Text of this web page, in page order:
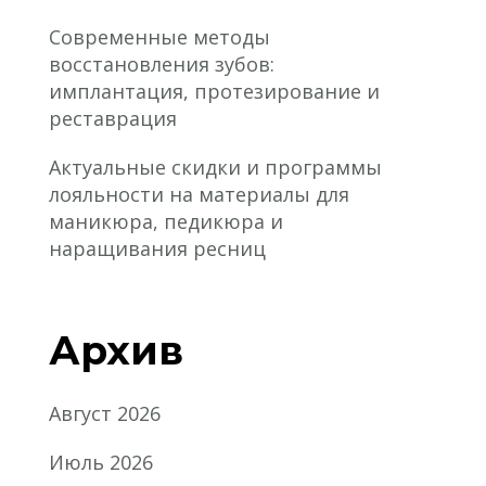
Современные методы
восстановления зубов:
имплантация, протезирование и
реставрация
Актуальные скидки и программы
лояльности на материалы для
маникюра, педикюра и
наращивания ресниц
Архив
Август 2026
Июль 2026